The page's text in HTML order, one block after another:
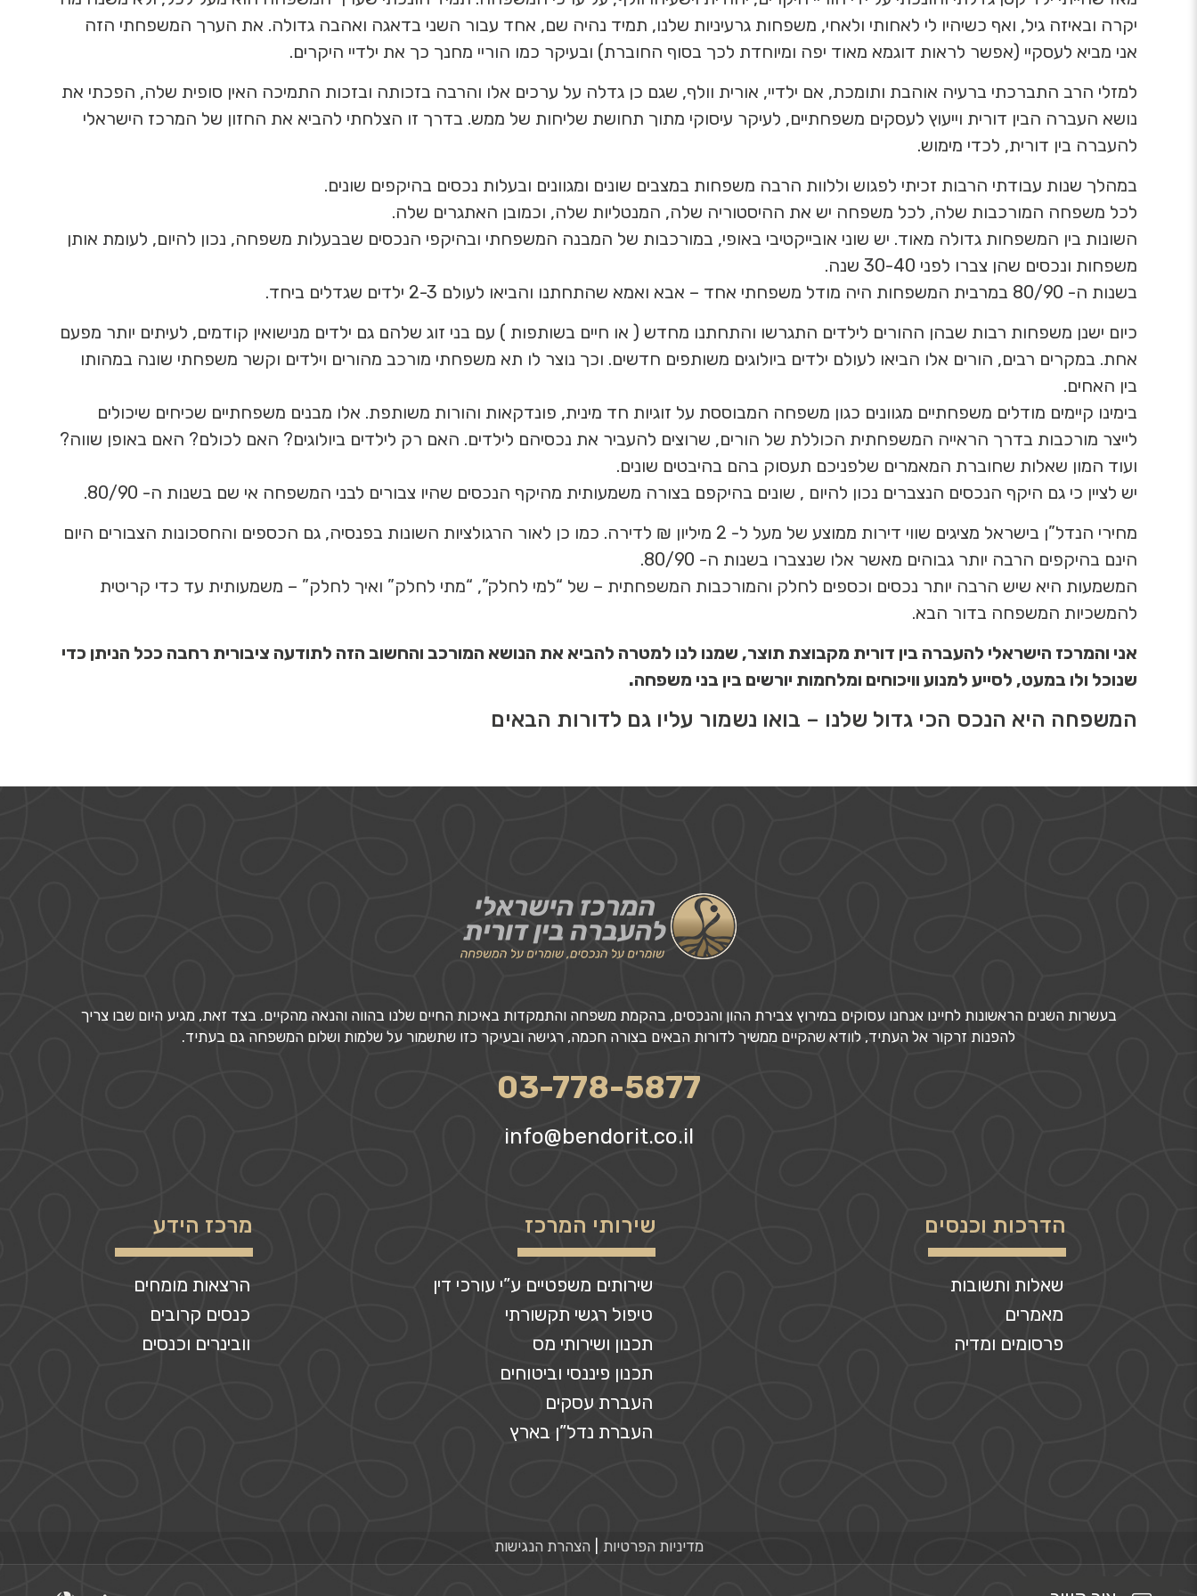
יקרה ובאיזה גיל, ואף כשיהיו לי לאחותי ולאחי, משפחות גרעיניות שלנו, תמיד נהיה שם, אחד עבור השני בדאגה ואהבה גדולה. את הערך המשפחתי הזה
אני מביא לעסקיי (אפשר לראות דוגמא מאוד יפה ומיוחדת לכך בסוף החוברת) ובעיקר כמו הוריי מחנך כך את ילדיי היקרים.
למזלי הרב התברכתי ברעיה אוהבת ותומכת, אם ילדיי, אורית וולף, שגם כן גדלה על ערכים אלו והרבה בזכותה ובזכות התמיכה האין סופית שלה, הפכתי את
נושא העברה הבין דורית וייעוץ לעסקים משפחתיים, לעיקר עיסוקי מתוך תחושת שליחות של ממש. בדרך זו הצלחתי להביא את החזון של המרכז הישראלי
להעברה בין דורית, לכדי מימוש.
במהלך שנות עבודתי הרבות זכיתי לפגוש וללוות הרבה משפחות במצבים שונים ומגוונים ובעלות נכסים בהיקפים שונים.
לכל משפחה המורכבות שלה, לכל משפחה יש את ההיסטוריה שלה, המנטליות שלה, וכמובן האתגרים שלה.
השונות בין המשפחות גדולה מאוד. יש שוני אובייקטיבי באופי, במורכבות של המבנה המשפחתי ובהיקפי הנכסים שבבעלות משפחה, נכון להיום, לעומת אותן
משפחות ונכסים שהן צברו לפני 30-40 שנה.
בשנות ה- 80/90 במרבית המשפחות היה מודל משפחתי אחד – אבא ואמא שהתחתנו והביאו לעולם 2-3 ילדים שגדלים ביחד.
כיום ישנן משפחות רבות שבהן ההורים לילדים התגרשו והתחתנו מחדש ( או חיים בשותפות ) עם בני זוג שלהם גם ילדים מנישואין קודמים, לעיתים יותר מפעם
אחת. במקרים רבים, הורים אלו הביאו לעולם ילדים ביולוגים משותפים חדשים. וכך נוצר לו תא משפחתי מורכב מהורים וילדים וקשר משפחתי שונה במהותו
בין האחים.
בימינו קיימים מודלים משפחתיים מגוונים כגון משפחה המבוססת על זוגיות חד מינית, פונדקאות והורות משותפת. אלו מבנים משפחתיים שכיחים שיכולים
לייצר מורכבות בדרך הראייה המשפחתית הכוללת של הורים, שרוצים להעביר את נכסיהם לילדים. האם רק לילדים ביולוגים? האם לכולם? האם באופן שווה?
ועוד המון שאלות שחוברת המאמרים שלפניכם תעסוק בהם בהיבטים שונים.
יש לציין כי גם היקף הנכסים הנצברים נכון להיום , שונים בהיקפם בצורה משמעותית מהיקף הנכסים שהיו צבורים לבני המשפחה אי שם בשנות ה- 80/90.
מחירי הנדל”ן בישראל מציגים שווי דירות ממוצע של מעל ל- 2 מיליון ₪ לדירה. כמו כן לאור הרגולציות השונות בפנסיה, גם הכספים והחסכונות הצבורים היום
הינם בהיקפים הרבה יותר גבוהים מאשר אלו שנצברו בשנות ה- 80/90.
המשמעות היא שיש הרבה יותר נכסים וכספים לחלק והמורכבות המשפחתית – של “למי לחלק”, “מתי לחלק” ואיך לחלק” – משמעותית עד כדי קריטית
להמשכיות המשפחה בדור הבא.
אני והמרכז הישראלי להעברה בין דורית מקבוצת תוצר, שמנו לנו למטרה להביא את הנושא המורכב והחשוב הזה לתודעה ציבורית רחבה ככל הניתן כדי
שנוכל ולו במעט, לסייע למנוע וויכוחים ומלחמות יורשים בין בני משפחה.
המשפחה היא הנכס הכי גדול שלנו – בואו נשמור עליו גם לדורות הבאים
בעשרות השנים הראשונות לחיינו אנחנו עסוקים במירוץ צבירת ההון והנכסים, בהקמת משפחה והתמקדות באיכות החיים שלנו בהווה והנאה מהקיים. בצד זאת, מגיע היום שבו צריך
להפנות זרקור אל העתיד, לוודא שהקיים ממשיך לדורות הבאים בצורה חכמה, רגישה ובעיקר כזו שתשמור על שלמות ושלום המשפחה גם בעתיד.
03-778-5877
info@bendorit.co.il
הדרכות וכנסים
שאלות ותשובות
מאמרים
פרסומים ומדיה
שירותי המרכז
שירותים משפטיים ע”י עורכי דין
טיפול רגשי תקשורתי
תכנון ושירותי מס
תכנון פיננסי וביטוחים
העברת עסקים
העברת נדל”ן בארץ
מרכז הידע
הרצאות מומחים
כנסים קרובים
וובינרים וכנסים
מדיניות הפרטיות הצהרת הנגישות